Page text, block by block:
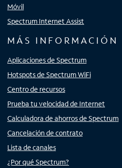
Móvil
Spectrum Internet Assist
MÁS INFORMACIÓN
Aplicaciones de Spectrum
Hotspots de Spectrum WiFi
Centro de recursos
Prueba tu velocidad de Internet
Calculadora de ahorros de Spectrum
Cancelación de contrato
Lista de canales
¿Por qué Spectrum?